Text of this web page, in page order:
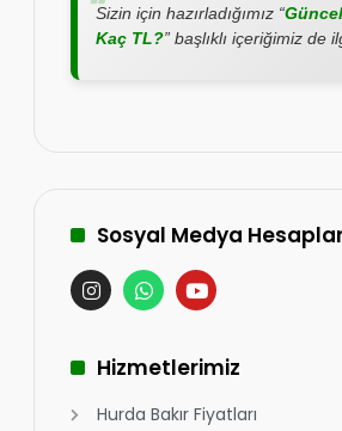
Sizin için hazırladığımız “
Kaç TL?” başlıklı içeriğimiz de
Sosyal Medya
Hizmetlerimiz
Hurda Bakır Fiyatları